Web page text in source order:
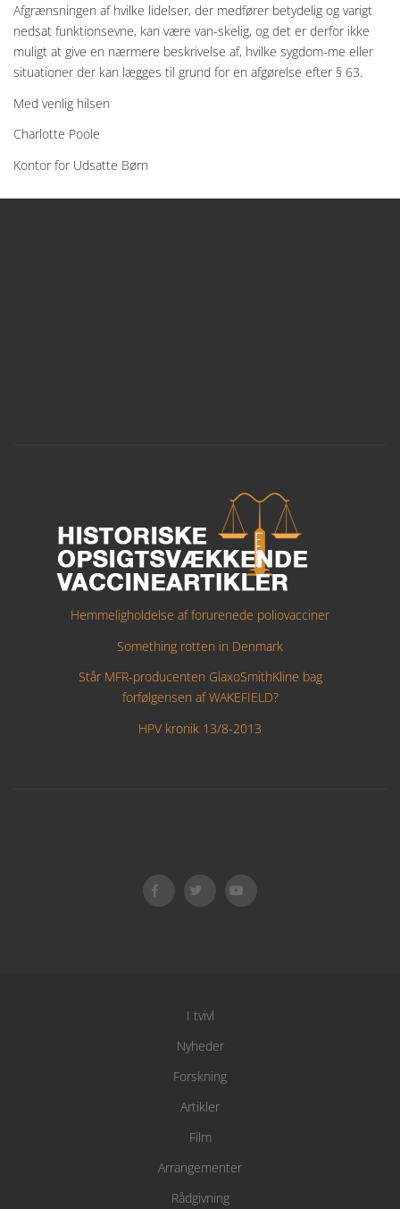
Afgrænsningen af hvilke lidelser, der medfører betydelig og varigt
nedsat funktionsevne, kan være van-skelig, og det er derfor ikke
muligt at give en nærmere beskrivelse af, hvilke sygdom-me eller
situationer der kan lægges til grund for en afgørelse efter § 63.
Med venlig hilsen
Charlotte Poole
Kontor for Udsatte Børn
Hemmeligholdelse af forurenede poliovacciner
Something rotten in Denmark
Står MFR-producenten GlaxoSmithKline bag
forfølgensen af WAKEFIELD?
HPV kronik 13/8-2013
I tvivl
Nyheder
Forskning
Artikler
Film
Arrangementer
Rådgivning